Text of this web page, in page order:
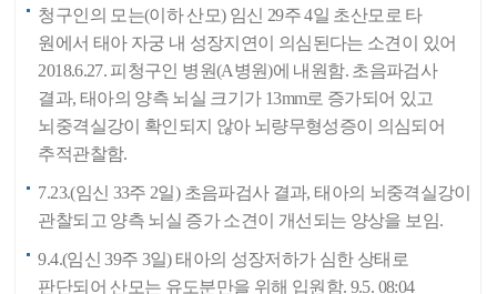
청구인의 모는(이하 산모) 임신 29주 4일 초산모로 타
원에서 태아 자궁 내 성장지연이 의심된다는 소견이 있어
2018.6.27. 피청구인 병원(A병원)에 내원함. 초음파검사
결과, 태아의 양측 뇌실 크기가 13mm로 증가되어 있고
뇌중격실강이 확인되지 않아 뇌량무형성증이 의심되어
추적관찰함.
7.23.(임신 33주 2일) 초음파검사 결과, 태아의 뇌중격실강이
관찰되고 양측 뇌실 증가 소견이 개선되는 양상을 보임.
9.4.(임신 39주 3일) 태아의 성장저하가 심한 상태로
판단되어 산모는 유도분만을 위해 입원함. 9.5. 08:04